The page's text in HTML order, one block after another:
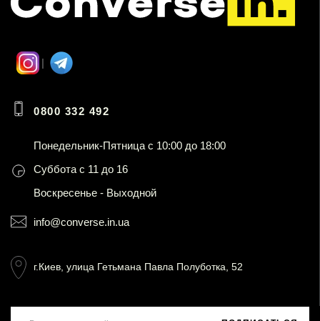
0800 332 492
Понедельник-Пятница с 10:00 до 18:00
Суббота с 11 до 16
Воскресенье - Выходной
info@converse.in.ua
г.Киев, улица Гетьмана Павла Полуботка, 52